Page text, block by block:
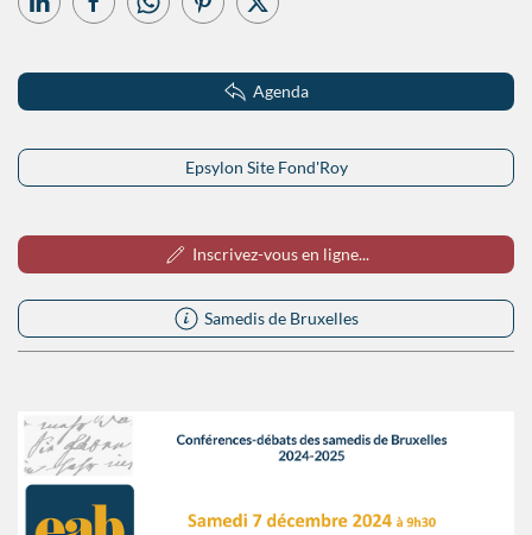
Agenda
Epsylon Site Fond'Roy
Inscrivez-vous en ligne...
Samedis de Bruxelles